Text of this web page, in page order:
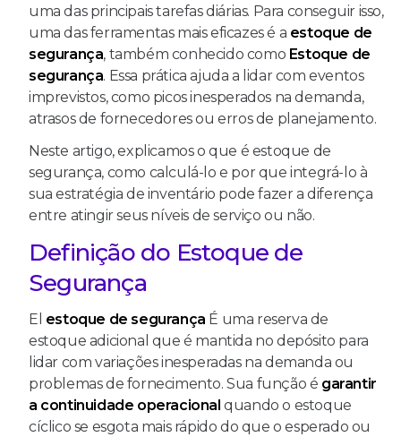
uma das principais tarefas diárias. Para conseguir isso,
uma das ferramentas mais eficazes é a estoque de
segurança, também conhecido como Estoque de
segurança. Essa prática ajuda a lidar com eventos
imprevistos, como picos inesperados na demanda,
atrasos de fornecedores ou erros de planejamento.
Neste artigo, explicamos o que é estoque de
segurança, como calculá-lo e por que integrá-lo à
sua estratégia de inventário pode fazer a diferença
entre atingir seus níveis de serviço ou não.
Definição do Estoque de
Segurança
El estoque de segurança É uma reserva de
estoque adicional que é mantida no depósito para
lidar com variações inesperadas na demanda ou
problemas de fornecimento. Sua função é garantir
a continuidade operacional quando o estoque
cíclico se esgota mais rápido do que o esperado ou